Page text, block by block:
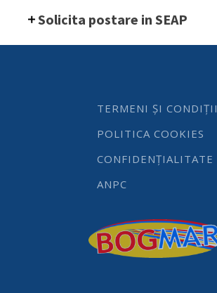
55x55x(H)147
Solicita postare in SEAP
TERMENI ȘI CONDIȚII
POLITICA COOKIES
CONFIDENȚIALITATE
ANPC